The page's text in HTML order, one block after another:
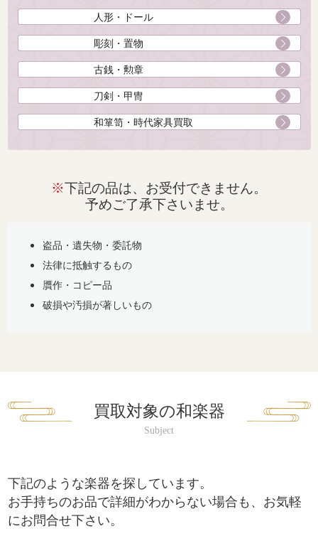
人形・ドール
彫刻・置物
古銭・勲章
刀剣・甲冑
和箪笥・時代家具買取
※下記の品は、お受付できません。
予めご了承下さいませ。
盗品・遺失物・委託物
法律に抵触するもの
贋作・コピー品
破損や汚損が著しいもの
買取対象の和楽器
下記のような楽器を探しています。
お手持ちのお品で詳細がわからない場合も、お気軽
にお問合せ下さい。